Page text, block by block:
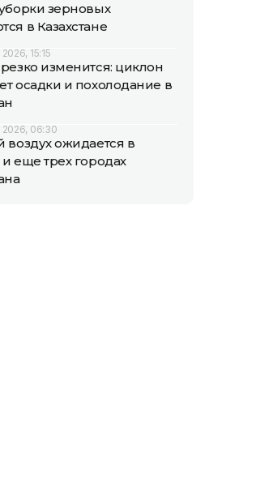
зерновых
в Казахстане
15:15
изменится: циклон
осадки и похолодание в
2026, 06:30
воздух ожидается в
еще трех городах